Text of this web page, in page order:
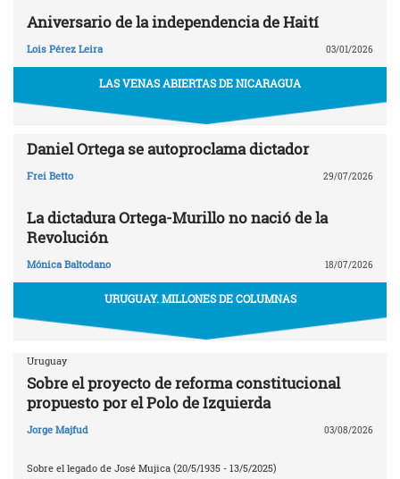
Aniversario de la independencia de Haití
Lois Pérez Leira 03/01/2026
LAS VENAS ABIERTAS DE NICARAGUA
Daniel Ortega se autoproclama dictador
Frei Betto 29/07/2026
La dictadura Ortega-Murillo no nació de la
Revolución
Mónica Baltodano 18/07/2026
URUGUAY. MILLONES DE COLUMNAS
Uruguay
Sobre el proyecto de reforma constitucional
propuesto por el Polo de Izquierda
Jorge Majfud 03/08/2026
Sobre el legado de José Mujica (20/5/1935 - 13/5/2025)